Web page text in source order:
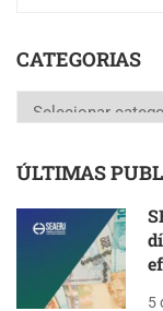
CATEGORIAS
Categorias
ÚLTIMAS
5